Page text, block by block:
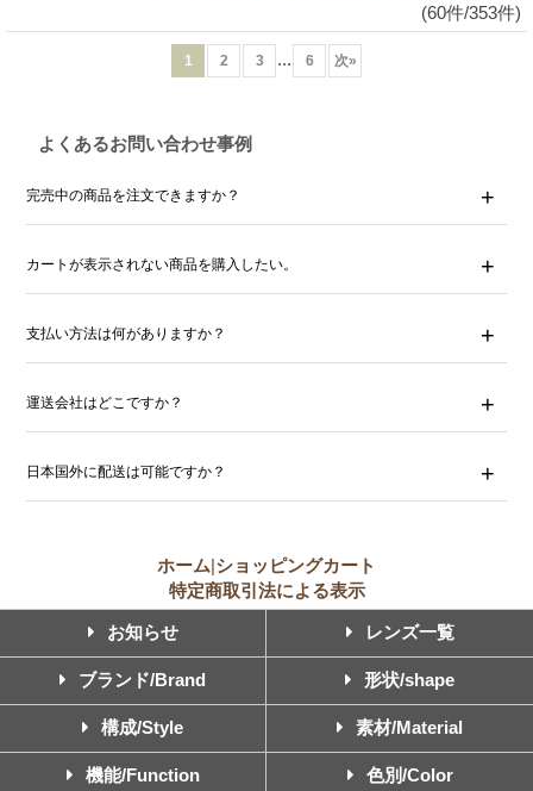
(60件/353件)
1 2 3 ... 6 次»
よくあるお問い合わせ事例
完売中の商品を注文できますか？
カートが表示されない商品を購入したい。
支払い方法は何がありますか？
運送会社はどこですか？
日本国外に配送は可能ですか？
ホーム|ショッピングカート
特定商取引法による表示
お知らせ レンズ一覧
ブランド/Brand 形状/shape
構成/Style 素材/Material
機能/Function 色別/Color